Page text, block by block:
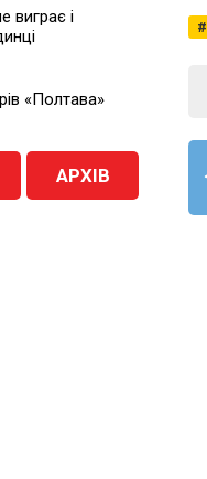
виграє і
«Полтава»
АРХІВ